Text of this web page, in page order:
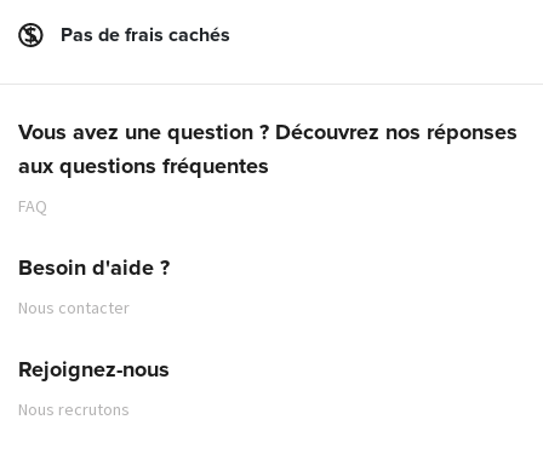
Pas de frais cachés
Vous avez une question ? Découvrez nos réponses
aux questions fréquentes
FAQ
Besoin d'aide ?
Nous contacter
Rejoignez-nous
Nous recrutons